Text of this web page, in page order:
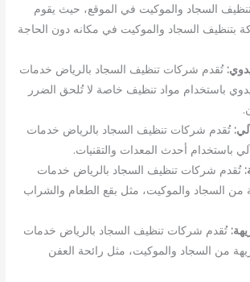
السجاد والموكيت في الموقع، حيث يقوم
بتنظيف السجاد والموكيت في مكانه دون الحاجة
تُقدم شركات تنظيف السجاد بالرياض خدمات
باستخدام مواد تنظيف خاصة لا تُلحق الضرر
تُقدم شركات تنظيف السجاد بالرياض خدمات
باستخدام أحدث المعدات والتقنيات.
تُقدم شركات تنظيف السجاد بالرياض خدمات
من السجاد والموكيت، مثل بقع الطعام والشراب
تُقدم شركات تنظيف السجاد بالرياض خدمات
من السجاد والموكيت، مثل رائحة العفن